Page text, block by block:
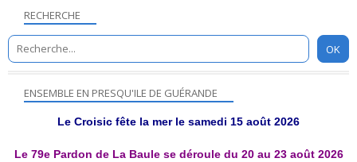
RECHERCHE
ENSEMBLE EN PRESQU'ILE DE GUÉRANDE
Le Croisic fête la mer le samedi 15 août 2026
Le 79e Pardon de La Baule se déroule du 20 au 23 août 2026